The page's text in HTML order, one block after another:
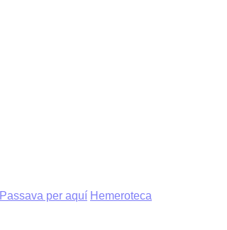
Passava per aquí Hemeroteca